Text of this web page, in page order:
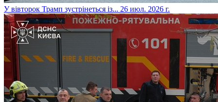
​У вівторок Трамп зустрінеться із... 26 июл. 2026 г.